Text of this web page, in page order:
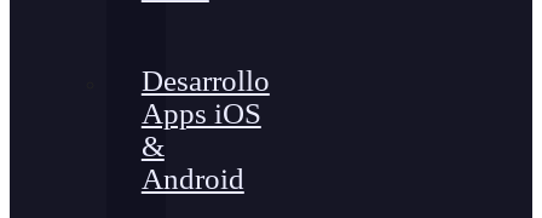
Desarrollo
Apps iOS
&
Android